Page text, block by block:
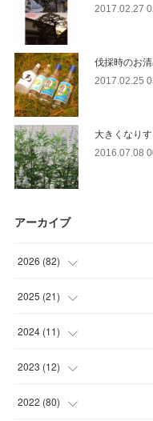
2017.02.27
伐採時のお
2017.02.25
大きくなり
2016.07.08
アーカイブ
2026 (82)
(13 )
(30 )
(23
(10
2025 (21)
(2
(9
(7
2024 (11)
(1
(5
2023 (12)
(5
2022 (80)